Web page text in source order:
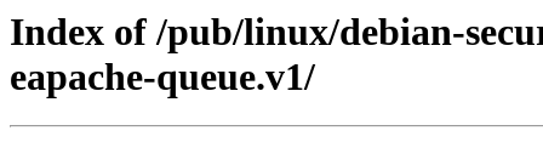
Index of /pub/linux/debian-
eapache-queue.v1/